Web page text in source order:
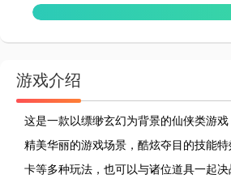
游戏介绍
这是一款以缥缈玄幻为背景的仙侠类游
精美华丽的游戏场景，酷炫夺目的技能
卡等多种玩法，也可以与诸位道具一起